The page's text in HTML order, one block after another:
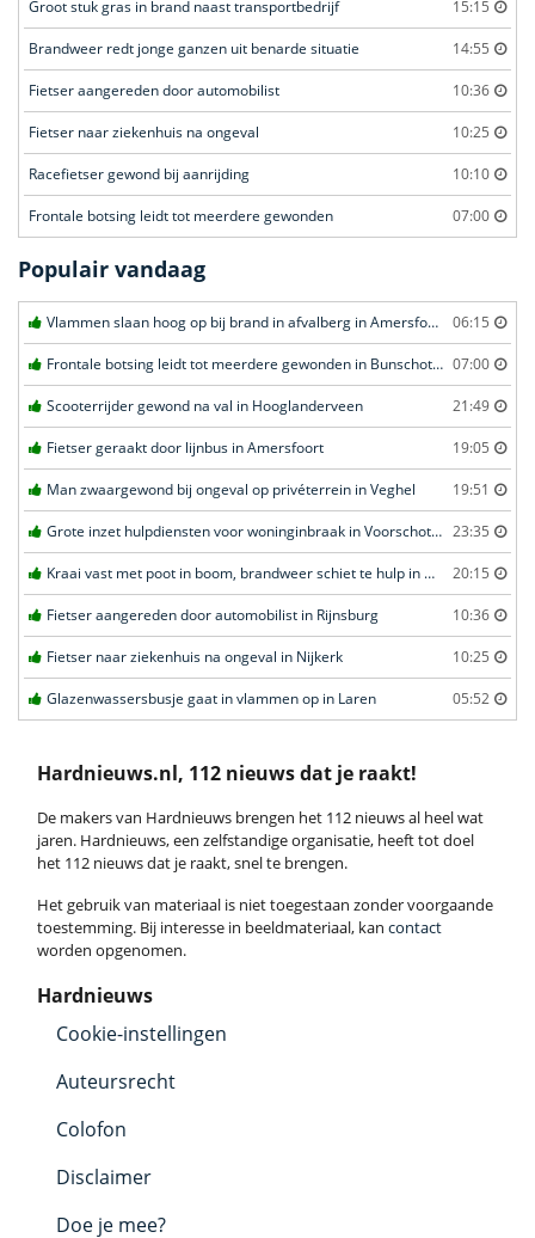
Groot stuk gras in brand naast transportbedrijf 15:15
Brandweer redt jonge ganzen uit benarde situatie 14:55
Fietser aangereden door automobilist 10:36
Fietser naar ziekenhuis na ongeval 10:25
Racefietser gewond bij aanrijding 10:10
Frontale botsing leidt tot meerdere gewonden 07:00
Populair vandaag
Vlammen slaan hoog op bij brand in afvalberg in Amersfoort 06:15
Frontale botsing leidt tot meerdere gewonden in Bunschoten-Spakenburg 07:00
Scooterrijder gewond na val in Hooglanderveen 21:49
Fietser geraakt door lijnbus in Amersfoort 19:05
Man zwaargewond bij ongeval op privéterrein in Veghel 19:51
Grote inzet hulpdiensten voor woninginbraak in Voorschoten 23:35
Kraai vast met poot in boom, brandweer schiet te hulp in Barneveld 20:15
Fietser aangereden door automobilist in Rijnsburg 10:36
Fietser naar ziekenhuis na ongeval in Nijkerk 10:25
Glazenwassersbusje gaat in vlammen op in Laren 05:52
Hardnieuws.nl, 112 nieuws dat je raakt!
De makers van Hardnieuws brengen het 112 nieuws al heel wat
jaren. Hardnieuws, een zelfstandige organisatie, heeft tot doel
het 112 nieuws dat je raakt, snel te brengen.
Het gebruik van materiaal is niet toegestaan zonder voorgaande
toestemming. Bij interesse in beeldmateriaal, kan contact
worden opgenomen.
Hardnieuws
Cookie-instellingen
Auteursrecht
Colofon
Disclaimer
Doe je mee?